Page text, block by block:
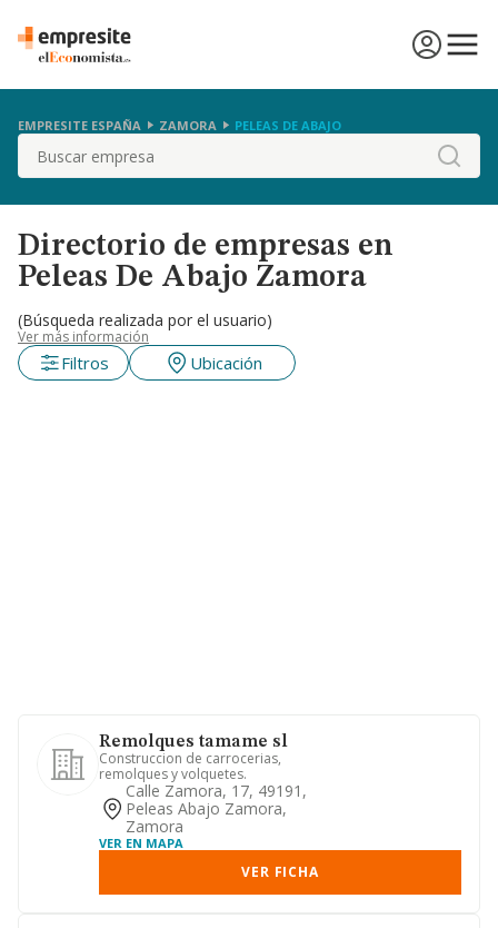
EMPRESITE ESPAÑA ZAMORA PELEAS DE ABAJO
Buscar
Directorio de empresas en
Peleas De Abajo Zamora
(Búsqueda realizada por el usuario)
Ver más información
Filtros Ubicación
Remolques tamame sl
Construccion de carrocerias,
remolques y volquetes.
Calle Zamora, 17, 49191,
Peleas Abajo Zamora,
Zamora
VER EN MAPA
VER FICHA